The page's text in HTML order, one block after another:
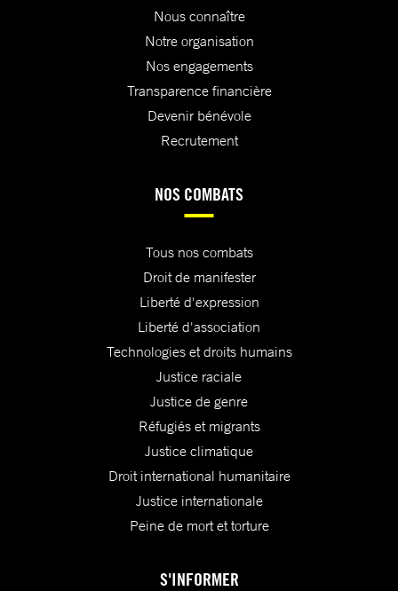
Nous connaître
Notre organisation
Nos engagements
Transparence financière
Devenir bénévole
Recrutement
NOS COMBATS
Tous nos combats
Droit de manifester
Liberté d'expression
Liberté d'association
Technologies et droits humains
Justice raciale
Justice de genre
Réfugiés et migrants
Justice climatique
Droit international humanitaire
Justice internationale
Peine de mort et torture
S'INFORMER